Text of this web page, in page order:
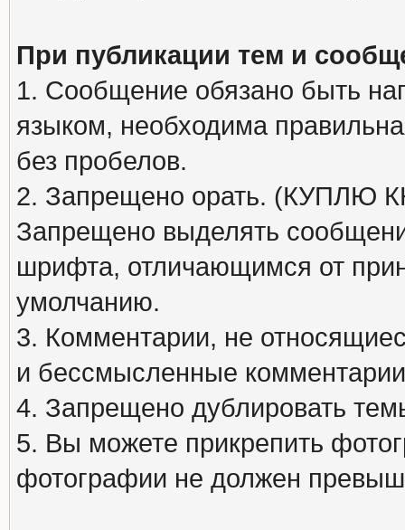
При публикации тем и
1. Сообщение обязано быть
языком, необходима
без пробелов.
2. Запрещено орать. (КУПЛЮ
Запрещено выделять
шрифта, отличающимся от
умолчанию.
3. Комментарии, не
и бессмысленные
4. Запрещено дублировать
5. Вы можете прикрепить
фотографии не должен